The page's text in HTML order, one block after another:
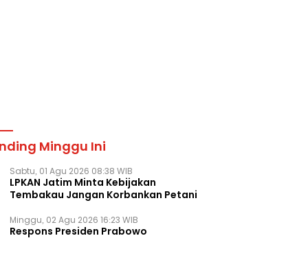
Minggu Ini
Sabtu, 01 Agu 2026 08:38 WIB
LPKAN Jatim Minta Kebijakan
Tembakau Jangan Korbankan Petani
Minggu, 02 Agu 2026 16:23 WIB
Respons Presiden Prabowo